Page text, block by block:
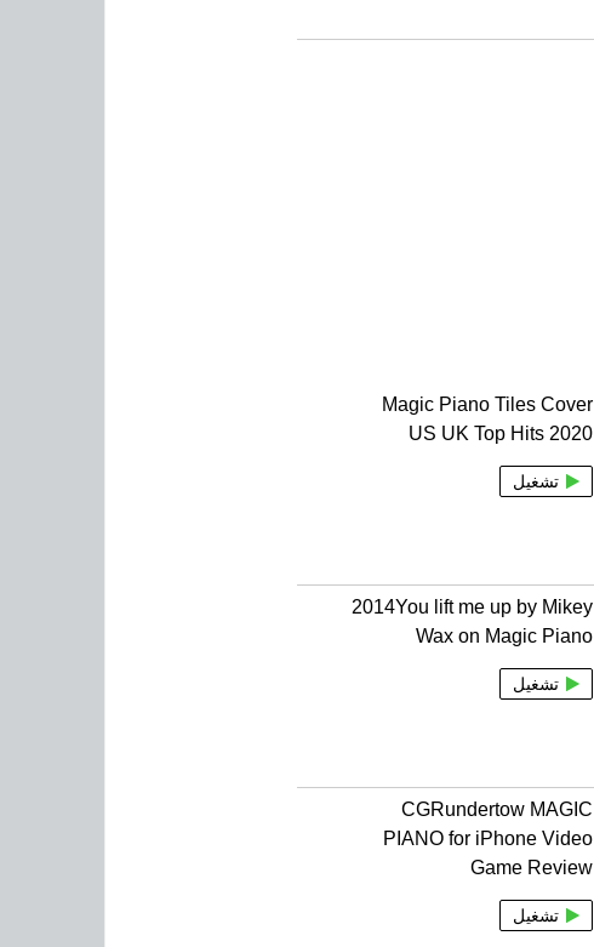
Magic Piano Tiles Cover
US UK Top Hits 2020
تشغيل
2014You lift me up by Mikey
Wax on Magic Piano
تشغيل
CGRundertow MAGIC
PIANO for iPhone Video
Game Review
تشغيل